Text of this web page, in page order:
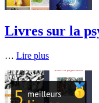
Livres sur la
… Lire plus